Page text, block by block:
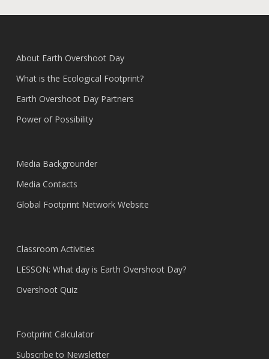
About Earth Overshoot Day
What is the Ecological Footprint?
Earth Overshoot Day Partners
Power of Possibility
Media Backgrounder
Media Contacts
Global Footprint Network Website
Classroom Activities
LESSON: What day is Earth Overshoot Day?
Overshoot Quiz
Footprint Calculator
Subscribe to Newsletter